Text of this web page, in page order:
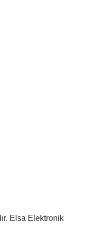
Elsa Elektronik